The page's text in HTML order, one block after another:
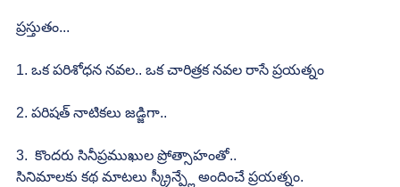
ప్రస్తుతం...
1. ఒక పరిశోధన నవల.. ఒక చారిత్రక నవల రాసే ప్రయత్నం
2. పరిషత్ నాటికలు జడ్జిగా..
3.  కొందరు సినీప్రముఖుల ప్రోత్సాహంతో..
సినిమాలకు కథ మాటలు స్క్రీన్ప్లే అందించే ప్రయత్నం.